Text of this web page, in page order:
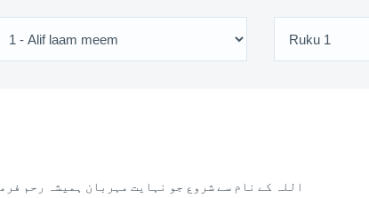
اللہ کے نام سے شروع جو نہایت مہربان ہمیشہ رحم